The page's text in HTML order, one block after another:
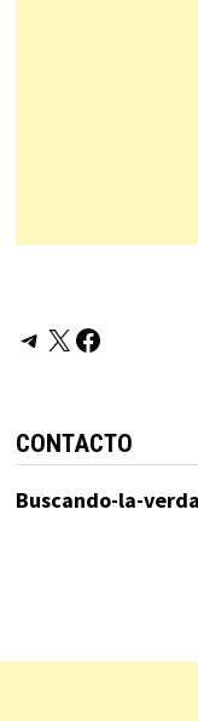
Telegram
X Facebook
CONTACTO
Buscando-la-